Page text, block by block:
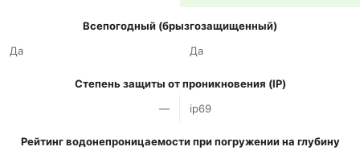
Всепогодный (брызгозащищенный)
Да
Да
Степень защиты от проникновения (IP)
—
ip69
Рейтинг водонепроницаемости при погружении на глубину